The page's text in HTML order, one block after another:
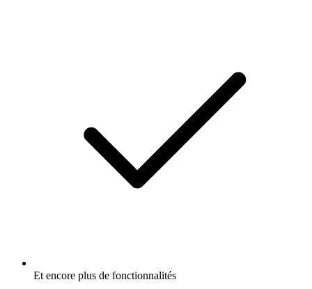
Et encore plus de fonctionnalités